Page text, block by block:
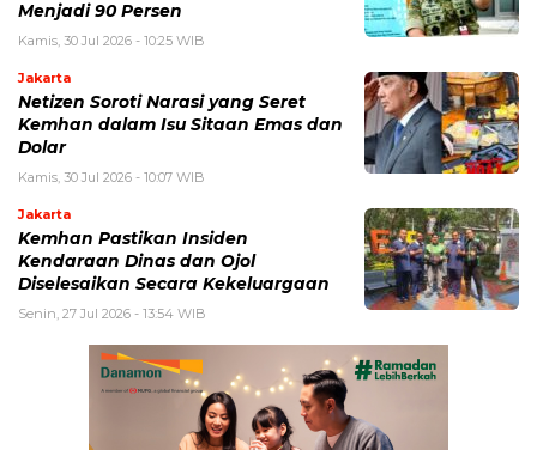
Menjadi 90 Persen
Kamis, 30 Jul 2026 - 10:25 WIB
Jakarta
Netizen Soroti Narasi yang Seret
Kemhan dalam Isu Sitaan Emas dan
Dolar
Kamis, 30 Jul 2026 - 10:07 WIB
Jakarta
Kemhan Pastikan Insiden
Kendaraan Dinas dan Ojol
Diselesaikan Secara Kekeluargaan
Senin, 27 Jul 2026 - 13:54 WIB